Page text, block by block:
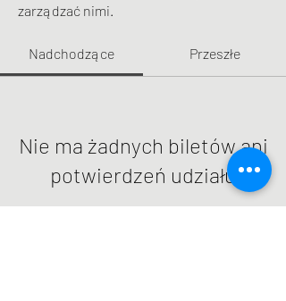
zarządzać nimi.
Nadchodzące Przeszłe
Nie ma żadnych biletów ani
potwierdzeń udziału